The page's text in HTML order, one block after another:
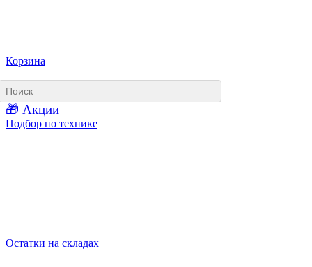
Корзина
🎁 Акции
Подбор по технике
Остатки на складах